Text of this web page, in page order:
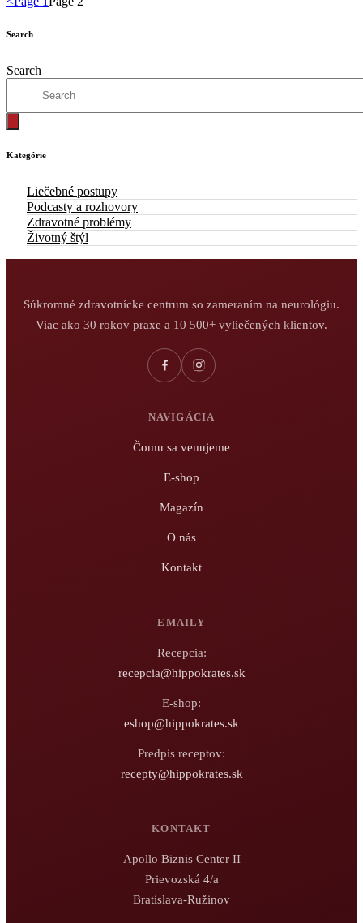
Search
Search
Kategórie
Liečebné postupy
Podcasty a rozhovory
Zdravotné problémy
Životný štýl
Súkromné zdravotnícke centrum so zameraním na neurológiu.
Viac ako 30 rokov praxe a 10 500+ vyliečených klientov.
NAVIGÁCIA
Čomu sa venujeme
E-shop
Magazín
O nás
Kontakt
EMAILY
Recepcia:
recepcia@hippokrates.sk
E-shop:
eshop@hippokrates.sk
Predpis receptov:
recepty@hippokrates.sk
KONTAKT
Apollo Biznis Center II
Prievozská 4/a
Bratislava-Ružinov